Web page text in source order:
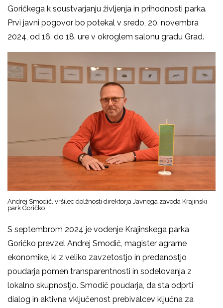
Goričkega k soustvarjanju življenja in prihodnosti parka.
Prvi javni pogovor bo potekal v sredo, 20. novembra
2024, od 16. do 18. ure v okroglem salonu gradu Grad.
Andrej Smodič, vršilec dolžnosti direktorja Javnega zavoda Krajinski
park Goričko
S septembrom 2024 je vodenje Krajinskega parka
Goričko prevzel Andrej Smodič, magister agrarne
ekonomike, ki z veliko zavzetostjo in predanostjo
poudarja pomen transparentnosti in sodelovanja z
lokalno skupnostjo. Smodič poudarja, da sta odprti
dialog in aktivna vključenost prebivalcev ključna za